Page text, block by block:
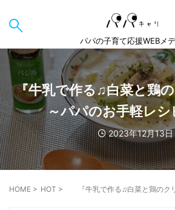
パパの子育て応援WEBメ
『牛乳で作る♫白菜と鶏の
～パパのお手軽レ
2023年12月13日
HOME > HOT > 『牛乳で作る♫白菜と鶏の